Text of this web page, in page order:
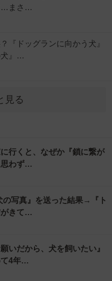
…まさ…
『ドッグランに向かう犬』
犬』…
見る
行くと、なぜか『鎖に繋が
わず…
の写真』を送った結果→『ト
がきて…
いだから、犬を飼いたい』
4年…